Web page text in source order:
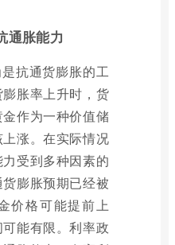
通胀能力
抗通货膨胀的工
胀率上升时，货
作为一种价值储
涨。在实际情况
受到多种因素的
膨胀预期已经被
价格可能提前上
能有限。利率政